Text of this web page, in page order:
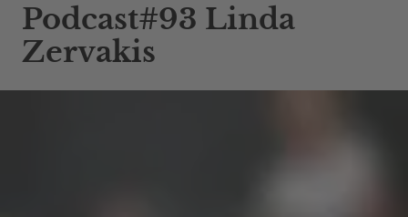
Podcast#93 Linda
Zervakis